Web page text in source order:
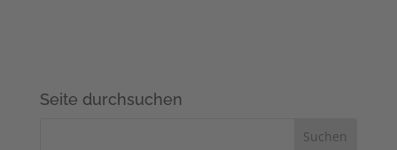
Seite durchsuchen